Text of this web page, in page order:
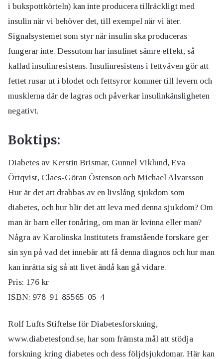
i bukspottkörteln) kan inte producera tillräckligt med
insulin när vi behöver det, till exempel när vi äter.
Signalsystemet som styr när insulin ska produceras
fungerar inte. Dessutom har insulinet sämre effekt, så
kallad insulinresistens. Insulinresistens i fettväven gör att
fettet rusar ut i blodet och fettsyror kommer till levern och
musklerna där de lagras och påverkar insulinkänsligheten
negativt.
Boktips:
Diabetes av Kerstin Brismar, Gunnel Viklund, Eva
Örtqvist, Claes-Göran Östenson och Michael Alvarsson
Hur är det att drabbas av en livslång sjukdom som
diabetes, och hur blir det att leva med denna sjukdom? Om
man är barn eller tonåring, om man är kvinna eller man?
Några av Karolinska Institutets framstående forskare ger
sin syn på vad det innebär att få denna diagnos och hur man
kan inrätta sig så att livet ändå kan gå vidare.
Pris: 176 kr
ISBN: 978-91-85565-05-4
Rolf Lufts Stiftelse för Diabetesforskning,
www.diabetesfond.se, har som främsta mål att stödja
forskning kring diabetes och dess följdsjukdomar. Här kan